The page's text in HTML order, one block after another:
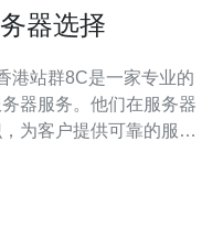
器选择
器服务。他们在服务器
为客户提供可靠的服务
8C的服